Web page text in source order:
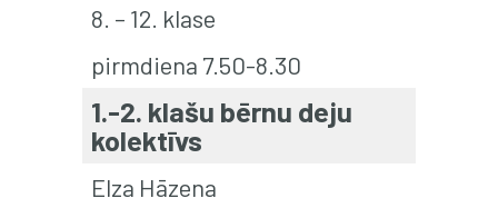
8. – 12. klase
pirmdiena 7.50-8.30
1.-2. klašu bērnu deju
kolektīvs
Elza Hāzena